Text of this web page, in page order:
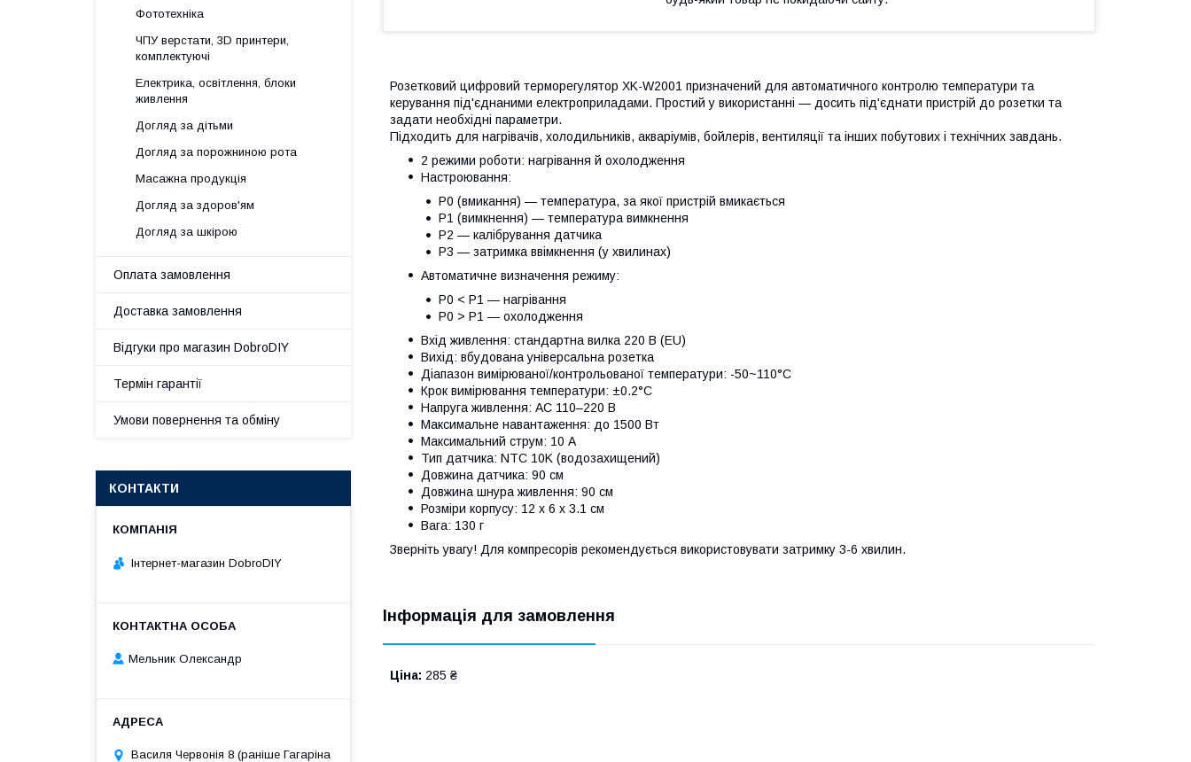
Розетковий цифровий терморегулятор XK-W2001 призначений для автоматичного контролю температури та
керування під'єднаними електроприладами. Простий у використанні — досить під'єднати пристрій до розетки та
задати необхідні параметри.
Підходить для нагрівачів, холодильників, акваріумів, бойлерів, вентиляції та інших побутових і технічних завдань.
2 режими роботи: нагрівання й охолодження
Настроювання:
P0 (вмикання) — температура, за якої пристрій вмикається
P1 (вимкнення) — температура вимкнення
P2 — калібрування датчика
P3 — затримка ввімкнення (у хвилинах)
Автоматичне визначення режиму:
P0 < P1 — нагрівання
P0 > P1 — охолодження
Вхід живлення: стандартна вилка 220 В (EU)
Вихід: вбудована універсальна розетка
Діапазон вимірюваної/контрольованої температури: -50~110°C
Крок вимірювання температури: ±0.2°C
Напруга живлення: AC 110–220 В
Максимальне навантаження: до 1500 Вт
Максимальний струм: 10 А
Тип датчика: NTC 10K (водозахищений)
Довжина датчика: 90 см
Довжина шнура живлення: 90 см
Розміри корпусу: 12 х 6 х 3.1 см
Вага: 130 г
Зверніть увагу! Для компресорів рекомендується використовувати затримку 3-6 хвилин.
Інформація для замовлення
Ціна: 285 ₴
Фототехніка
ЧПУ верстати, 3D принтери,
комплектуючі
Електрика, освітлення, блоки
живлення
Догляд за дітьми
Догляд за порожниною рота
Масажна продукція
Догляд за здоров'ям
Догляд за шкірою
Оплата замовлення
Доставка замовлення
Відгуки про магазин DobroDIY
Термін гарантії
Умови повернення та обміну
КОНТАКТИ
Інтернет-магазин DobroDIY
Мельник Олександр
Василя Червонія 8 (раніше Гагаріна